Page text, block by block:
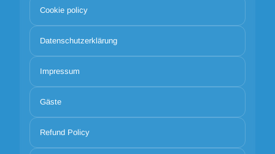
Cookie policy
Datenschutzerklärung
Impressum
Gäste
Refund Policy